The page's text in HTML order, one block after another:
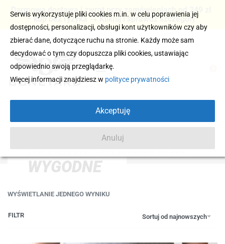
Darmowa dostawa i zwrot przy zamówieniach od 249 zł
– kup bez ryzyka → Kliknij i sprawdź szczegóły
SPODNIE GRANATOWE
WYGODNE
WYŚWIETLANIE JEDNEGO WYNIKU
Sortuj od najnowszych
FILTR
Serwis wykorzystuje pliki cookies m.in. w celu poprawienia jej
dostępności, personalizacji, obsługi kont użytkowników czy aby
zbierać dane, dotyczące ruchu na stronie. Każdy może sam
decydować o tym czy dopuszcza pliki cookies, ustawiając
odpowiednio swoją przeglądarkę.
Więcej informacji znajdziesz w polityce prywatności
Akceptuję
Anuluj